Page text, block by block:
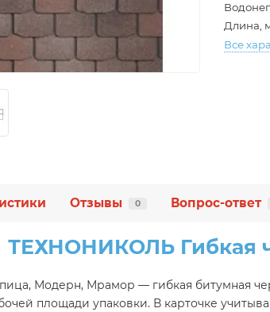
Длина,
Все
Отзывы 0 Вопрос-ответ
ТЕХНОНИКОЛЬ Гибкая
Модерн, Мрамор — гибкая битумная
площади упаковки. В карточке